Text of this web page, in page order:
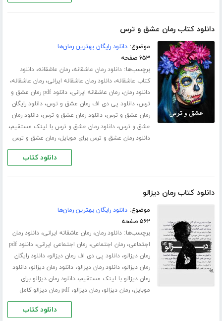
دانلود کتاب رمان عشق و ترس
موضوع:دانلود رایگان بهترین رمان‌ها
۶۵۳ صفحه
برچسب‌ها:دانلود رمان عاشقانه،رمان عاشقانه،دانلود
کتاب عاشقانه،دانلود رمان عاشقانه ایرانی،رمان عاشقانه،
دانلود رمان،رمان عاشقانه ایرانی،
دانلود pdf رمان عشق و
ترس،دانلود پی دی اف رمان عشق و ترس،دانلود رایگان
رمان عشق و ترس،دانلود رمان عشق و ترس،دانلود رمان
عشق و ترس،دانلود رمان عشق و ترس با لینک مستقیم،
دانلود رمان عشق و ترس برای موبایل،رمان عشق و ترس
دانلود کتاب
دانلود کتاب رمان دیزالو
موضوع:دانلود رایگان بهترین رمان‌ها
۵۶۲ صفحه
برچسب‌ها:دانلود رمان،رمان عاشقانه ایرانی،دانلود رمان
اجتماعی،رمان اجتماعی،رمان اجتماعی ایرانی،
دانلود pdf
رمان دیزالو،دانلود پی دی اف رمان دیزالو،دانلود رایگان
رمان دیزالو،دانلود رمان دیزالو،دانلود رمان دیزالو،دانلود
رمان دیزالو با لینک مستقیم،دانلود رمان دیزالو برای
موبایل،رمان دیزالو،رمان دیزالو،pdf رمان دیزالو کامل
دانلود کتاب